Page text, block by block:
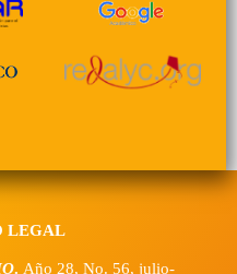
LEGAL
. Año 28, No. 56, julio-